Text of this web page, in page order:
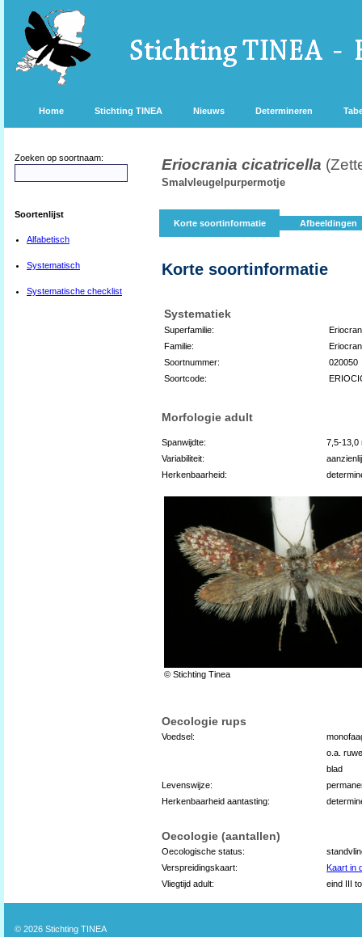
Home Stichting TINEA Nieuws Determineren
Zoeken op soortnaam:
Soortenlijst
Alfabetisch
Systematisch
Systematische checklist
Eriocrania cicatricella
Smalvleugelpurpermotje
Korte soortinformatie Afbeeldingen
Korte soortinformatie
Systematiek
Superfamilie:
Familie:
Soortnummer:
020050
Soortcode:
Morfologie adult
Spanwijdte:
7,5-13,0
Variabiliteit:
Herkenbaarheid:
© Stichting Tinea
Oecologie rups
Voedsel:
o.a.
blad
Levenswijze:
Herkenbaarheid aantasting:
Oecologie (aantallen)
Oecologische status:
Verspreidingskaart:
Kaart in
Vliegtijd adult:
eind III
© 2026 Stichting TINEA